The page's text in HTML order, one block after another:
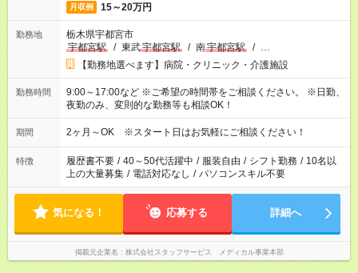
月収例 15～20万円
勤務地
栃木県宇都宮市
宇都宮駅
/ 東武宇都宮駅 / 南宇都宮駅 / …
【勤務地選べます】病院・クリニック・介護施設
勤務時間
9:00～17:00など ※ご希望の時間帯をご相談ください。 ※日勤、
夜勤のみ、変則的な勤務等も相談OK！
期間 2ヶ月～OK ※スタート日はお気軽にご相談ください！
特徴 履歴書不要 / 40～50代活躍中 / 服装自由 / シフト勤務 / 10名以
上の大量募集 / 電話対応なし / パソコンスキル不要
気になる！ 応募する 詳細へ
掲載元企業名 株式会社スタッフサービス メディカル事業本部